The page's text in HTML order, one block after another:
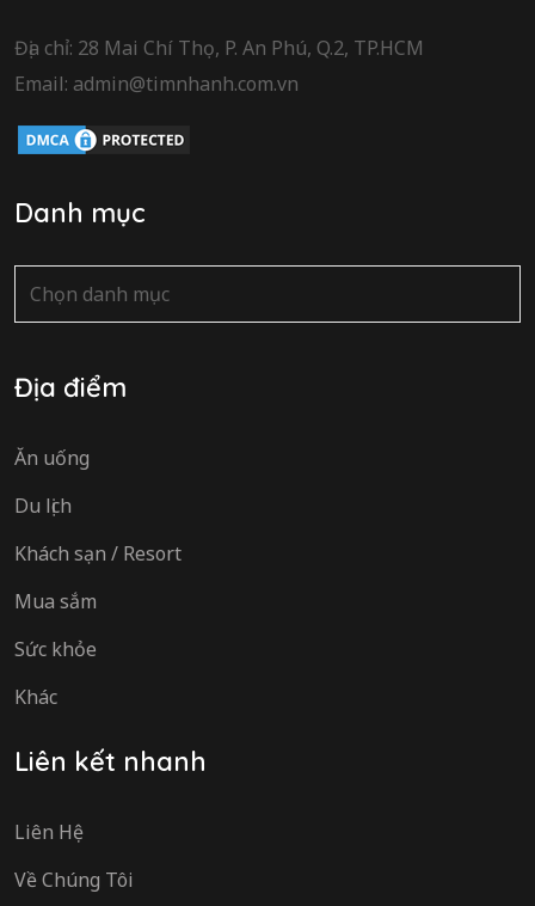
Địa chỉ: 28 Mai Chí Thọ, P. An Phú, Q.2, TP.HCM
Email: admin@timnhanh.com.vn
Danh mục
Danh
mục
Địa điểm
Ăn uống
Du lịch
Khách sạn / Resort
Mua sắm
Sức khỏe
Khác
Liên kết nhanh
Liên Hệ
Về Chúng Tôi